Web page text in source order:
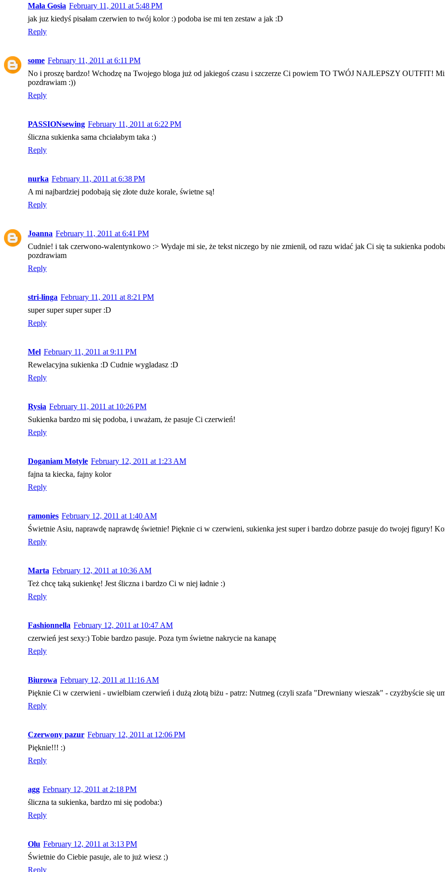
Mała Gosia February 11, 2011 at 5:48 PM
jak juz kiedyś pisałam czerwien to twój kolor :) podoba ise mi ten zestaw a jak :D
Reply
some February 11, 2011 at 6:11 PM
No i proszę bardzo! Wchodzę na Twojego bloga już od jakiegoś czasu i szczerze Ci powiem TO TWÓJ NAJLEPSZY OUTFIT!
pozdrawiam :))
Reply
PASSIONsewing February 11, 2011 at 6:22 PM
śliczna sukienka sama chciałabym taka :)
Reply
nurka February 11, 2011 at 6:38 PM
A mi najbardziej podobają się złote duże korale, świetne są!
Reply
Joanna February 11, 2011 at 6:41 PM
Cudnie! i tak czerwono-walentynkowo :> Wydaje mi sie, że tekst niczego by nie zmienił, od razu widać jak Ci się ta sukienka
pozdrawiam
Reply
stri-linga February 11, 2011 at 8:21 PM
super super super super :D
Reply
Mel February 11, 2011 at 9:11 PM
Rewelacyjna sukienka :D Cudnie wygladasz :D
Reply
Rysia February 11, 2011 at 10:26 PM
Sukienka bardzo mi się podoba, i uważam, że pasuje Ci czerwień!
Reply
Doganiam Motyle February 12, 2011 at 1:23 AM
fajna ta kiecka, fajny kolor
Reply
ramonies February 12, 2011 at 1:40 AM
Świetnie Asiu, naprawdę naprawdę świetnie! Pięknie ci w czerwieni, sukienka jest super i bardzo dobrze pasuje do twojej figury!
Reply
Marta February 12, 2011 at 10:36 AM
Też chcę taką sukienkę! Jest śliczna i bardzo Ci w niej ładnie :)
Reply
Fashionnella February 12, 2011 at 10:47 AM
czerwień jest sexy:) Tobie bardzo pasuje. Poza tym świetne nakrycie na kanapę
Reply
Biurowa February 12, 2011 at 11:16 AM
Pięknie Ci w czerwieni - uwielbiam czerwień i dużą złotą biżu - patrz: Nutmeg (czyli szafa "Drewniany wieszak" - czyżbyście się
Reply
Czerwony pazur February 12, 2011 at 12:06 PM
Pięknie!!! :)
Reply
agg February 12, 2011 at 2:18 PM
śliczna ta sukienka, bardzo mi się podoba:)
Reply
Olu February 12, 2011 at 3:13 PM
Świetnie do Ciebie pasuje, ale to już wiesz ;)
Reply